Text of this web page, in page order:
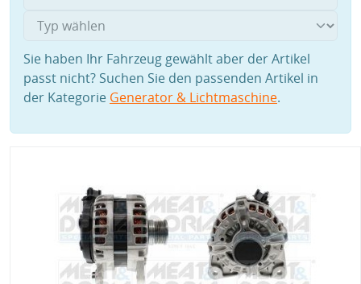
Sie haben Ihr Fahrzeug gewählt aber der Artikel
passt nicht? Suchen Sie den passenden Artikel in
der Kategorie Generator & Lichtmaschine.